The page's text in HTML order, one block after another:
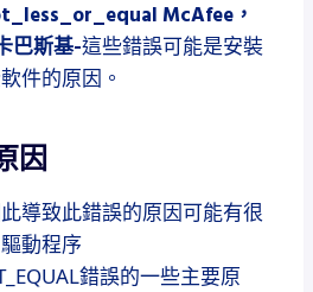
McAfee，
巴斯基-這些錯誤可能是安裝
件的原因。
因
導致此錯誤的原因可能有很
動程序
錯誤的一些主要原